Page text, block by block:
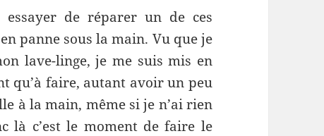
de réparer un de ces
panne sous la main. Vu que je
lave-linge, je me suis mis en
qu’à faire, autant avoir un peu
à la main, même si je n’ai rien
là c’est le moment de faire le